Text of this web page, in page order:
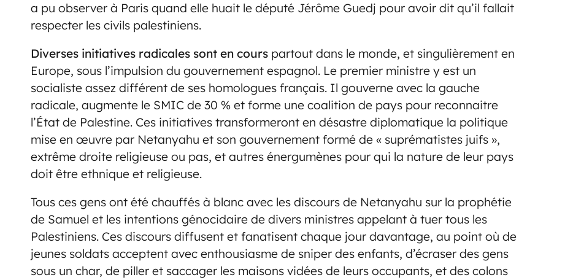
a pu observer à Paris quand elle huait le député Jérôme Guedj pour avoir dit qu’il fallait
respecter les civils palestiniens.
Diverses initiatives radicales sont en cours partout dans le monde, et singulièrement en
Europe, sous l’impulsion du gouvernement espagnol. Le premier ministre y est un
socialiste assez différent de ses homologues français. Il gouverne avec la gauche
radicale, augmente le SMIC de 30 % et forme une coalition de pays pour reconnaitre
l’État de Palestine. Ces initiatives transformeront en désastre diplomatique la politique
mise en œuvre par Netanyahu et son gouvernement formé de « suprématistes juifs »,
extrême droite religieuse ou pas, et autres énergumènes pour qui la nature de leur pays
doit être ethnique et religieuse.
Tous ces gens ont été chauffés à blanc avec les discours de Netanyahu sur la prophétie
de Samuel et les intentions génocidaire de divers ministres appelant à tuer tous les
Palestiniens. Ces discours diffusent et fanatisent chaque jour davantage, au point où de
jeunes soldats acceptent avec enthousiasme de sniper des enfants, d’écraser des gens
sous un char, de piller et saccager les maisons vidées de leurs occupants, et des colons